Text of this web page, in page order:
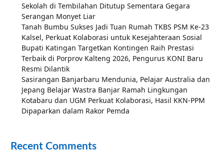
Sekolah di Tembilahan Ditutup Sementara Gegara
Serangan Monyet Liar
Tanah Bumbu Sukses Jadi Tuan Rumah TKBS PSM Ke-23
Kalsel, Perkuat Kolaborasi untuk Kesejahteraan Sosial
Bupati Katingan Targetkan Kontingen Raih Prestasi
Terbaik di Porprov Kalteng 2026, Pengurus KONI Baru
Resmi Dilantik
Sasirangan Banjarbaru Mendunia, Pelajar Australia dan
Jepang Belajar Wastra Banjar Ramah Lingkungan
Kotabaru dan UGM Perkuat Kolaborasi, Hasil KKN-PPM
Dipaparkan dalam Rakor Pemda
Recent Comments